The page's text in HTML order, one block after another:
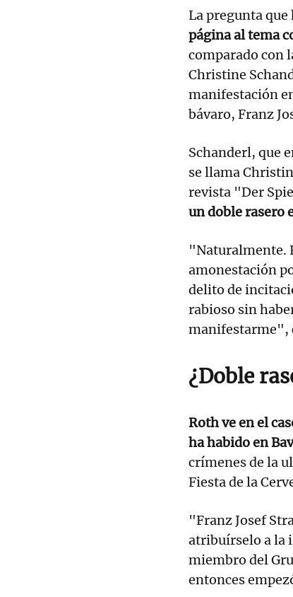
La pregunta que
página al tema
comparado con
Christine
manifestación
bávaro, Franz
Schanderl, que
se llama
revista "Der
un doble rasero
"Naturalmente.
amonestación
delito de
rabioso sin
manifestarme",
¿Doble
Roth ve en el
ha habido en
crímenes de la
Fiesta de la
"Franz Josef
atribuírselo a la
miembro del
entonces